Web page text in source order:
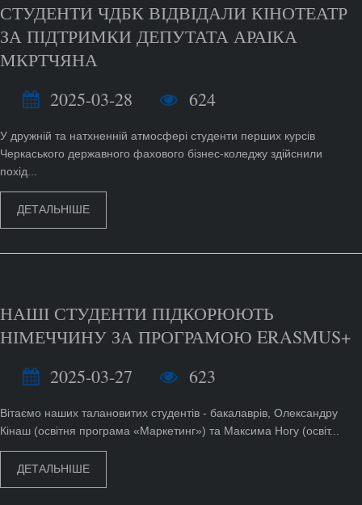
СТУДЕНТИ ЧДБК ВІДВІДАЛИ КІНОТЕАТР
ЗА ПІДТРИМКИ ДЕПУТАТА АРАІКА
МКРТЧЯНА
2025-03-28
624
У дружній та натхненній атмосфері студенти перших курсів
Черкаського державного фахового бізнес-коледжу здійснили
похід...
ДЕТАЛЬНІШЕ
НАШІ СТУДЕНТИ ПІДКОРЮЮТЬ
НІМЕЧЧИНУ ЗА ПРОГРАМОЮ ERASMUS+
2025-03-27
623
Вітаємо наших талановитих студентів - бакалаврів, Олександру
Кінаш (освітня програма «Маркетинг») та Максима Ногу (освіт...
ДЕТАЛЬНІШЕ